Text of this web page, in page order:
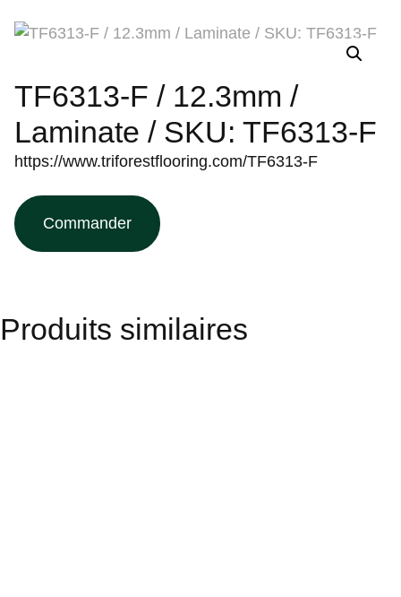
TF6313-F / 12.3mm /
Laminate / SKU: TF6313-F
https://www.triforestflooring.com/TF6313-F
Commander
Produits similaires